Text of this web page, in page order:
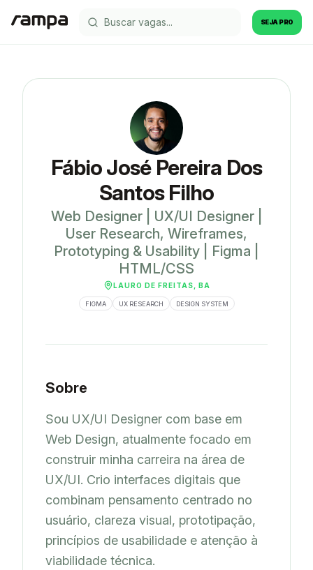
SEJA PRO
Fábio José Pereira Dos
Santos Filho
Web Designer | UX/UI Designer |
User Research, Wireframes,
Prototyping & Usability | Figma |
HTML/CSS
LAURO DE FREITAS, BA
FIGMA UX RESEARCH DESIGN SYSTEM
Sobre
Sou UX/UI Designer com base em
Web Design, atualmente focado em
construir minha carreira na área de
UX/UI. Crio interfaces digitais que
combinam pensamento centrado no
usuário, clareza visual, prototipação,
princípios de usabilidade e atenção à
viabilidade técnica.